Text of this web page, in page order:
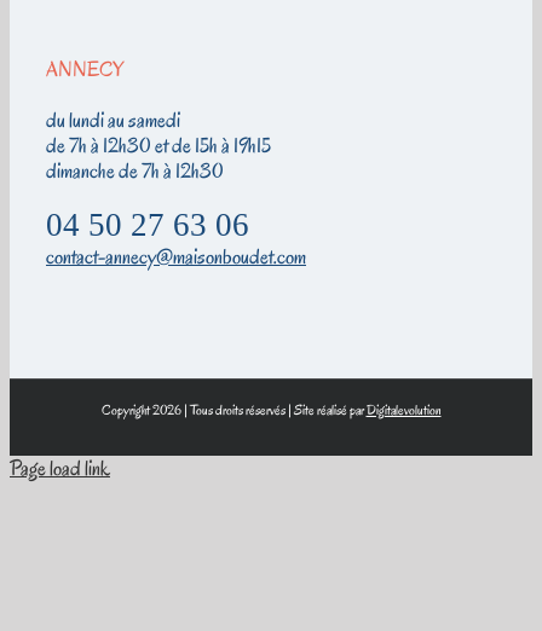
ANNECY
du lundi au samedi
de 7h à 12h30 et de 15h à 19h15
dimanche de 7h à 12h30
04 50 27 63 06
contact-annecy@maisonboudet.com
Copyright 2026 | Tous droits réservés | Site réalisé parDigitalevolution
Page load link